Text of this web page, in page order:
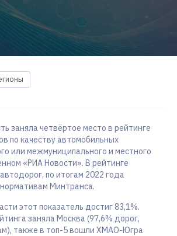
заняла четвёртое место в рейтинге
по качеству автомобильных
или межмуниципального и местного
«РИА Новости». В рейтинге
по итогам 2022 года
Минтранса.
этот показатель достиг 83,1%.
заняла Москва (97,6% дорог,
также в топ-5 вошли ХМАО-Югра